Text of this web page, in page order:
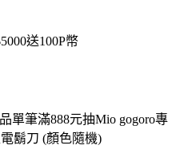
送100P幣
單筆滿888元抽Mio gogoro專
鬍刀 (顏色隨機)